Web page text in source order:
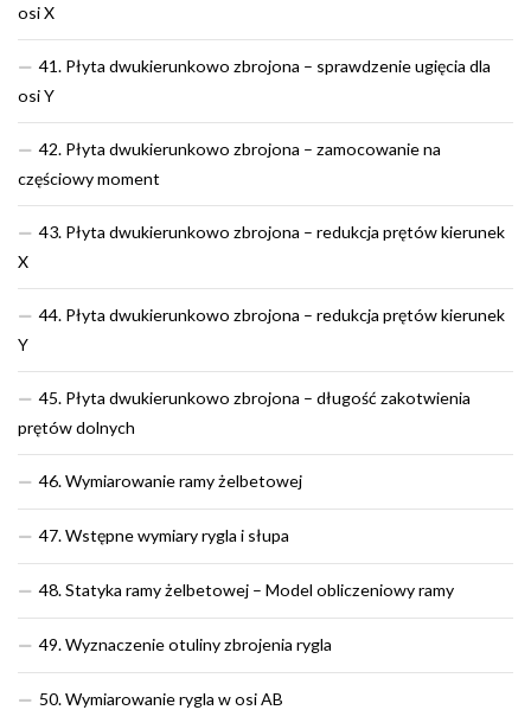
osi X
41. Płyta dwukierunkowo zbrojona – sprawdzenie ugięcia dla
osi Y
42. Płyta dwukierunkowo zbrojona – zamocowanie na
częściowy moment
43. Płyta dwukierunkowo zbrojona – redukcja prętów kierunek
X
44. Płyta dwukierunkowo zbrojona – redukcja prętów kierunek
Y
45. Płyta dwukierunkowo zbrojona – długość zakotwienia
prętów dolnych
46. Wymiarowanie ramy żelbetowej
47. Wstępne wymiary rygla i słupa
48. Statyka ramy żelbetowej – Model obliczeniowy ramy
49. Wyznaczenie otuliny zbrojenia rygla
50. Wymiarowanie rygla w osi AB